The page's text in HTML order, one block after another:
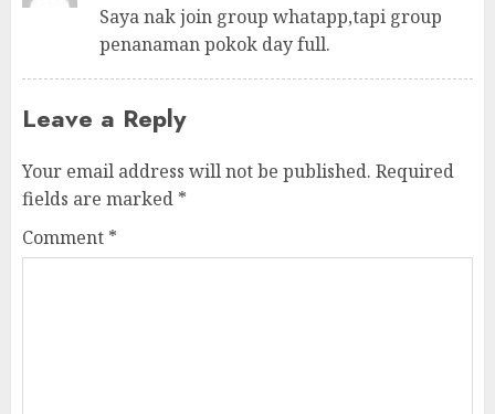
Saya nak join group whatapp,tapi group
penanaman pokok day full.
Leave a Reply
Your email address will not be published. Required
fields are marked *
Comment *